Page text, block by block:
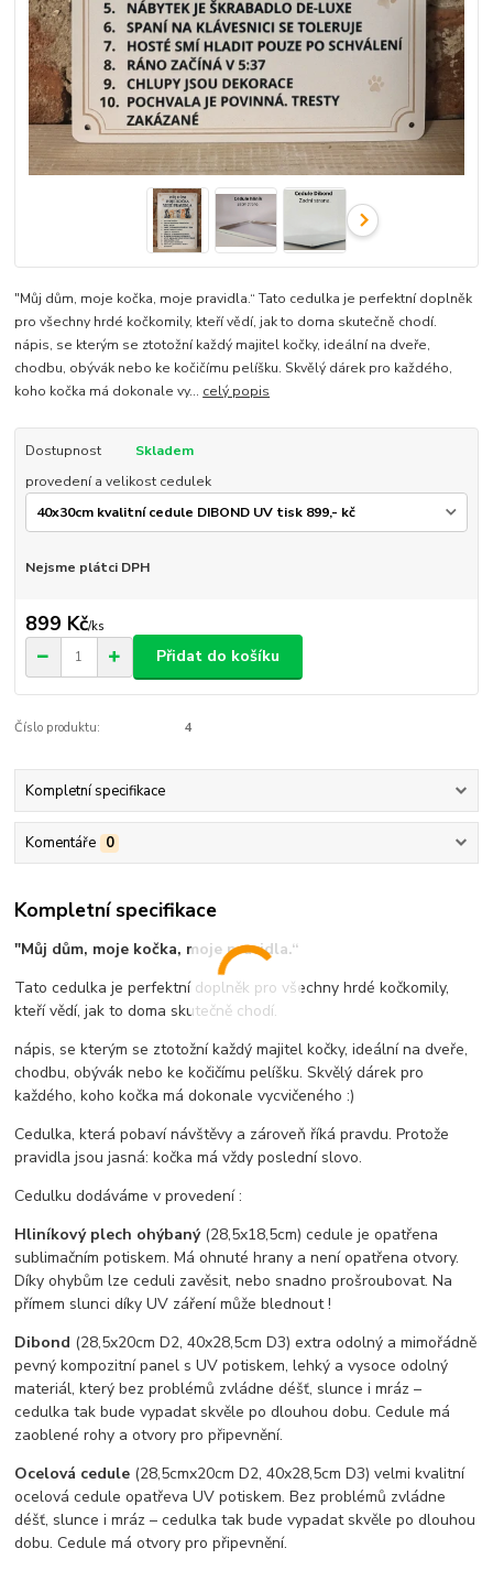
"Můj dům, moje kočka, moje pravidla.“ Tato cedulka je perfektní doplněk
pro všechny hrdé kočkomily, kteří vědí, jak to doma skutečně chodí.
nápis, se kterým se ztotožní každý majitel kočky, ideální na dveře,
chodbu, obývák nebo ke kočičímu pelíšku. Skvělý dárek pro každého,
koho kočka má dokonale vy... celý popis
Dostupnost
Skladem
provedení a velikost cedulek
Nejsme plátci DPH
899 Kč/ks
Přidat do košíku
Číslo produktu: 4
Kompletní specifikace
Komentáře 0
Kompletní specifikace
"Můj dům, moje kočka, moje pravidla.“
Tato cedulka je perfektní doplněk pro všechny hrdé kočkomily,
kteří vědí, jak to doma skutečně chodí.
nápis, se kterým se ztotožní každý majitel kočky, ideální na dveře,
chodbu, obývák nebo ke kočičímu pelíšku. Skvělý dárek pro
každého, koho kočka má dokonale vycvičeného :)
Cedulka, která pobaví návštěvy a zároveň říká pravdu. Protože
pravidla jsou jasná: kočka má vždy poslední slovo.
Cedulku dodáváme v provedení :
Hliníkový plech ohýbaný (28,5x18,5cm) cedule je opatřena
sublimačním potiskem. Má ohnuté hrany a není opatřena otvory.
Díky ohybům lze ceduli zavěsit, nebo snadno prošroubovat. Na
přímem slunci díky UV záření může blednout !
Dibond (28,5x20cm D2, 40x28,5cm D3) extra odolný a mimořádně
pevný kompozitní panel s UV potiskem, lehký a vysoce odolný
materiál, který bez problémů zvládne déšť, slunce i mráz –
cedulka tak bude vypadat skvěle po dlouhou dobu. Cedule má
zaoblené rohy a otvory pro připevnění.
Ocelová cedule (28,5cmx20cm D2, 40x28,5cm D3) velmi kvalitní
ocelová cedule opatřeva UV potiskem. Bez problémů zvládne
déšť, slunce i mráz – cedulka tak bude vypadat skvěle po dlouhou
dobu. Cedule má otvory pro připevnění.